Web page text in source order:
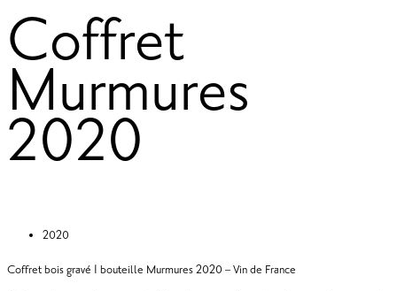
Coffret
Murmures
2020
2020
Coffret bois gravé 1 bouteille Murmures 2020 – Vin de France